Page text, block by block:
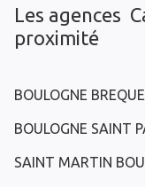
Les agences
proximité
BOULOGNE
BOULOGNE SAINT
SAINT MARTIN